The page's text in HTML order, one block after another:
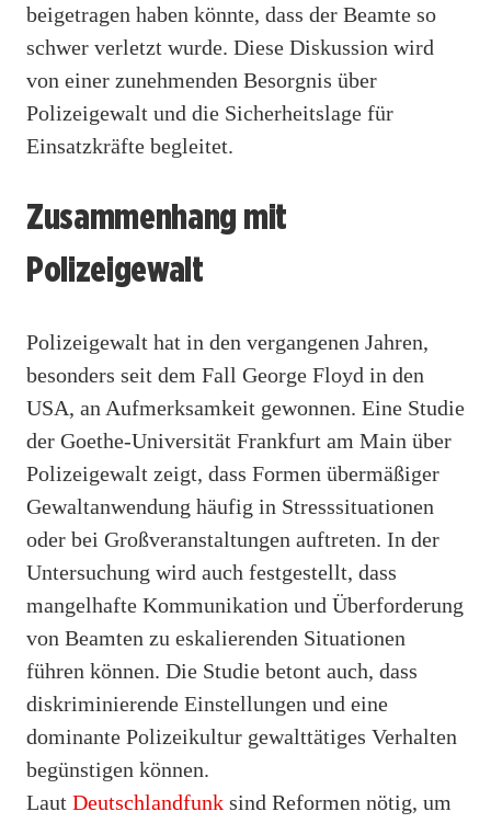
beigetragen haben könnte, dass der Beamte so
schwer verletzt wurde. Diese Diskussion wird
von einer zunehmenden Besorgnis über
Polizeigewalt und die Sicherheitslage für
Einsatzkräfte begleitet.
Zusammenhang mit
Polizeigewalt
Polizeigewalt hat in den vergangenen Jahren,
besonders seit dem Fall George Floyd in den
USA, an Aufmerksamkeit gewonnen. Eine Studie
der Goethe-Universität Frankfurt am Main über
Polizeigewalt zeigt, dass Formen übermäßiger
Gewaltanwendung häufig in Stresssituationen
oder bei Großveranstaltungen auftreten. In der
Untersuchung wird auch festgestellt, dass
mangelhafte Kommunikation und Überforderung
von Beamten zu eskalierenden Situationen
führen können. Die Studie betont auch, dass
diskriminierende Einstellungen und eine
dominante Polizeikultur gewalttätiges Verhalten
begünstigen können.
Laut Deutschlandfunk sind Reformen nötig, um